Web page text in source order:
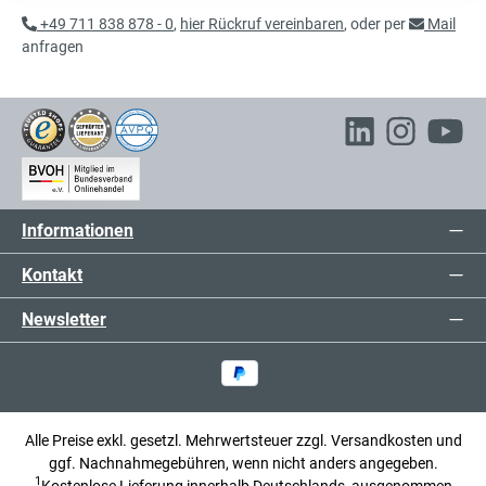
Büroschrank
exkl. 101,84 € MwSt.
Aktenschrank, Büroschrank
536,00 €*
exkl. 101,84 € MwSt.
+49 711 838 878 - 0, hier Rückruf vereinbaren, oder per
Mail
anfragen
Informationen
Kontakt
Newsletter
Alle Preise exkl. gesetzl. Mehrwertsteuer zzgl. Versandkosten und
ggf. Nachnahmegebühren, wenn nicht anders angegeben.
1